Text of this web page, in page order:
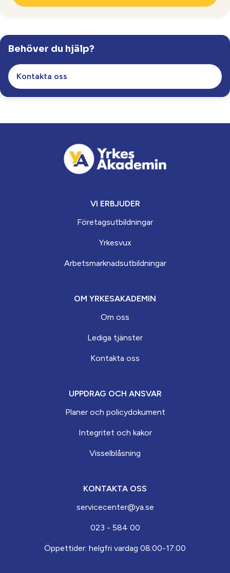
Behöver du hjälp?
Kontakta oss
VI ERBJUDER
Företagsutbildningar
Yrkesvux
Arbets­marknads­­utbildningar
OM YRKESAKADEMIN
Om oss
Lediga tjänster
Kontakta oss
UPPDRAG OCH ANSVAR
Planer och policydokument
Integritet och kakor
Visselblåsning
KONTAKTA OSS
servicecenter@ya.se
023 - 584 00
Öppettider: helgfri vardag 08:00-17:00